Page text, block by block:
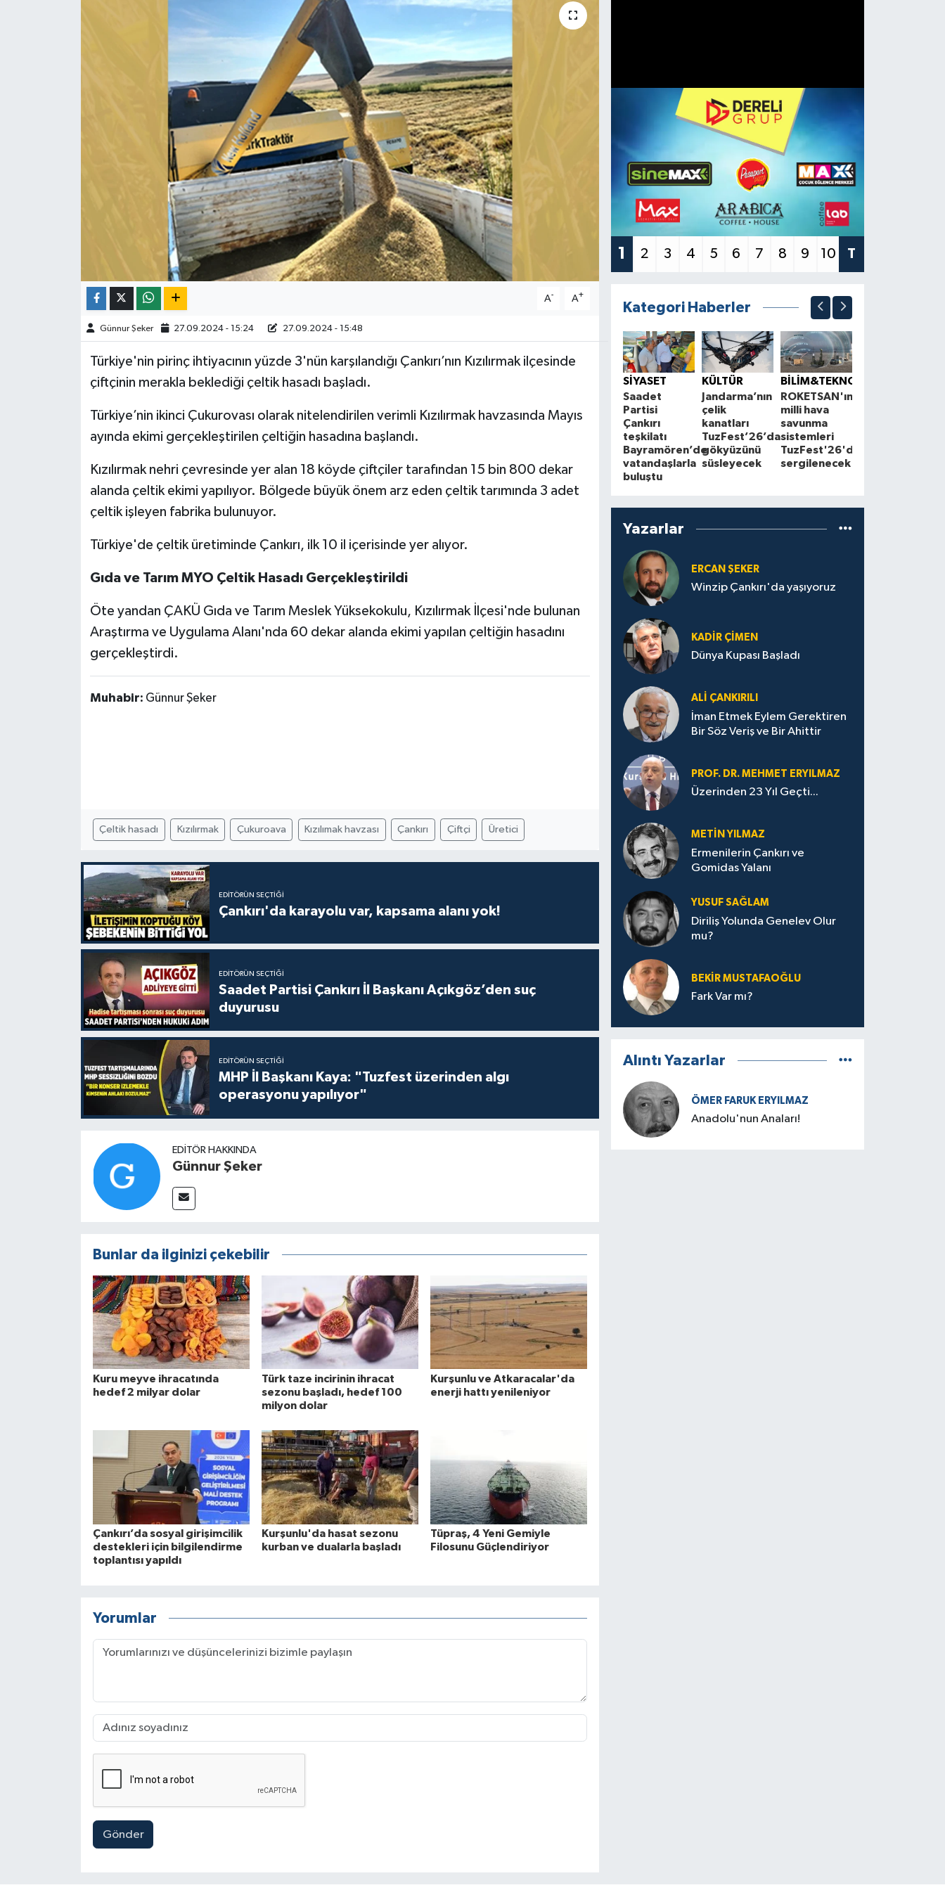
A- A+
Günnur Şeker 27.09.2024 - 15:24 27.09.2024 - 15:48
Türkiye'nin pirinç ihtiyacının yüzde 3'nün karşılandığı Çankırı’nın Kızılırmak ilçesinde
çiftçinin merakla beklediği çeltik hasadı başladı.
Türkiye’nin ikinci Çukurovası olarak nitelendirilen verimli Kızılırmak havzasında Mayıs
ayında ekimi gerçekleştirilen çeltiğin hasadına başlandı.
Kızılırmak nehri çevresinde yer alan 18 köyde çiftçiler tarafından 15 bin 800 dekar
alanda çeltik ekimi yapılıyor. Bölgede büyük önem arz eden çeltik tarımında 3 adet
çeltik işleyen fabrika bulunuyor.
Türkiye'de çeltik üretiminde Çankırı, ilk 10 il içerisinde yer alıyor.
Gıda ve Tarım MYO Çeltik Hasadı Gerçekleştirildi
Öte yandan ÇAKÜ Gıda ve Tarım Meslek Yüksekokulu, Kızılırmak İlçesi'nde bulunan
Araştırma ve Uygulama Alanı'nda 60 dekar alanda ekimi yapılan çeltiğin hasadını
gerçekleştirdi.
Muhabir: Günnur Şeker
Çeltik hasadı Kızılırmak Çukuroava Kızılımak havzası Çankırı Çiftçi Üretici
EDITÖRÜN SEÇTIĞI
Çankırı'da karayolu var, kapsama alanı yok!
EDITÖRÜN SEÇTIĞI
Saadet Partisi Çankırı İl Başkanı Açıkgöz’den suç
duyurusu
EDITÖRÜN SEÇTIĞI
MHP İl Başkanı Kaya: "Tuzfest üzerinden algı
operasyonu yapılıyor"
EDITÖR HAKKINDA
Günnur Şeker
Bunlar da ilginizi çekebilir
Kuru meyve ihracatında
hedef 2 milyar dolar
Türk taze incirinin ihracat
sezonu başladı, hedef 100
milyon dolar
Kurşunlu ve Atkaracalar'da
enerji hattı yenileniyor
Çankırı’da sosyal girişimcilik
destekleri için bilgilendirme
toplantısı yapıldı
Kurşunlu'da hasat sezonu
kurban ve dualarla başladı
Tüpraş, 4 Yeni Gemiyle
Filosunu Güçlendiriyor
Yorumlar
Gönder
1 2 3 4 5 6 7 8 9 10 T
Kategori Haberler
SİYASET
Saadet
Partisi
Çankırı
teşkilatı
Bayramören’de
vatandaşlarla
buluştu
KÜLTÜR
Jandarma’nın
çelik
kanatları
TuzFest’26’da
gökyüzünü
süsleyecek
BİLİM&TEKNOLOJİ
ROKETSAN'ın
milli hava
savunma
sistemleri
TuzFest'26'da
sergilenecek
Yazarlar
ERCAN ŞEKER
Winzip Çankırı'da yaşıyoruz
KADIR ÇIMEN
Dünya Kupası Başladı
ALI ÇANKIRILI
İman Etmek Eylem Gerektiren
Bir Söz Veriş ve Bir Ahittir
PROF. DR. MEHMET ERYILMAZ
Üzerinden 23 Yıl Geçti...
METIN YILMAZ
Ermenilerin Çankırı ve
Gomidas Yalanı
YUSUF SAĞLAM
Diriliş Yolunda Genelev Olur
mu?
BEKIR MUSTAFAOĞLU
Fark Var mı?
Alıntı Yazarlar
ÖMER FARUK ERYILMAZ
Anadolu'nun Anaları!